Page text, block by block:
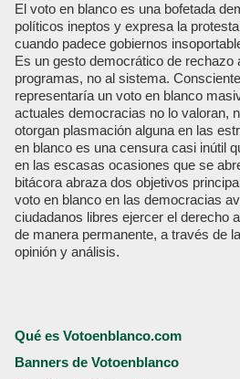
El voto en blanco es una bofetada
políticos ineptos y expresa la
cuando padece gobiernos
Es un gesto democrático de rechazo
programas, no al sistema.
representaría un voto en blanco
actuales democracias no lo valoran,
otorgan plasmación alguna en las
en blanco es una censura casi inútil
en las escasas ocasiones que se
bitácora abraza dos objetivos
voto en blanco en las democracias
ciudadanos libres ejercer el derecho
de manera permanente, a través de
opinión y análisis.
Qué es Votoenblanco.com
Banners de Votoenblanco